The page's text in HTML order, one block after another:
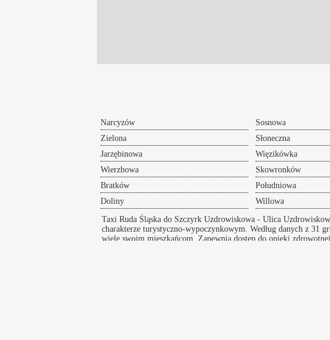
Narcyzów Sosnowa
Zielona
Słoneczna
Jarzębinowa
Więzikówka
Wierzbowa
Skowronków
Bratków
Południowa
Doliny
Willowa
Taxi Ruda Śląska do Szczyrk Uzdrowiskowa - Ulica
charakterze turystyczno-wypoczynkowym. Według danych z 31
wiele swoim mieszkańcom. Zapewnia dostęp do opieki